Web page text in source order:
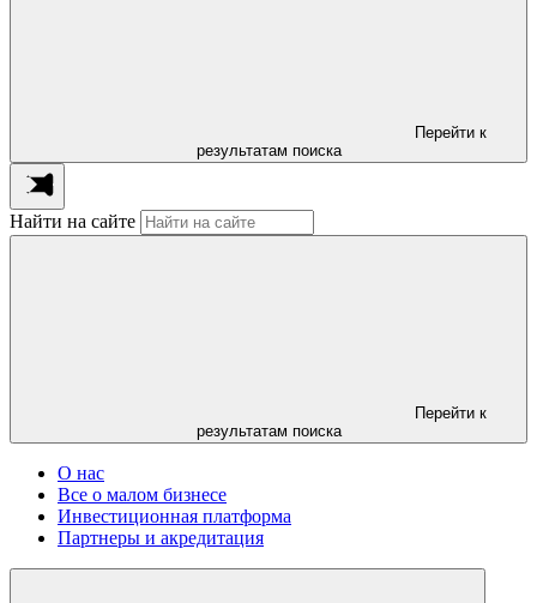
Перейти к
результатам поиска
Найти на сайте
Перейти к
результатам поиска
О нас
Все о малом бизнесе
Инвестиционная платформа
Партнеры и акредитация